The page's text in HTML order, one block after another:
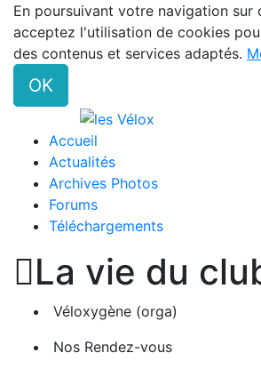
En poursuivant votre navigation sur
acceptez l'utilisation de cookies
des contenus et services adaptés.
OK
Accueil
Actualités
Archives Photos
Forums
Téléchargements
La vie du
Véloxygène (orga)
Nos Rendez-vous